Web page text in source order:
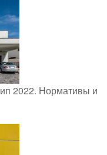
2022. Нормативы и